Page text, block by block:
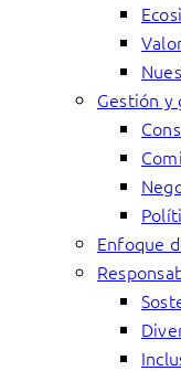
Gestión y
Enfoque